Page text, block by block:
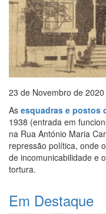
23 de Novembro de 2020
As esquadras e postos
1938 (entrada em
na Rua António Maria
repressão política, onde
de incomunicabilidade e
tortura.
Em Destaque